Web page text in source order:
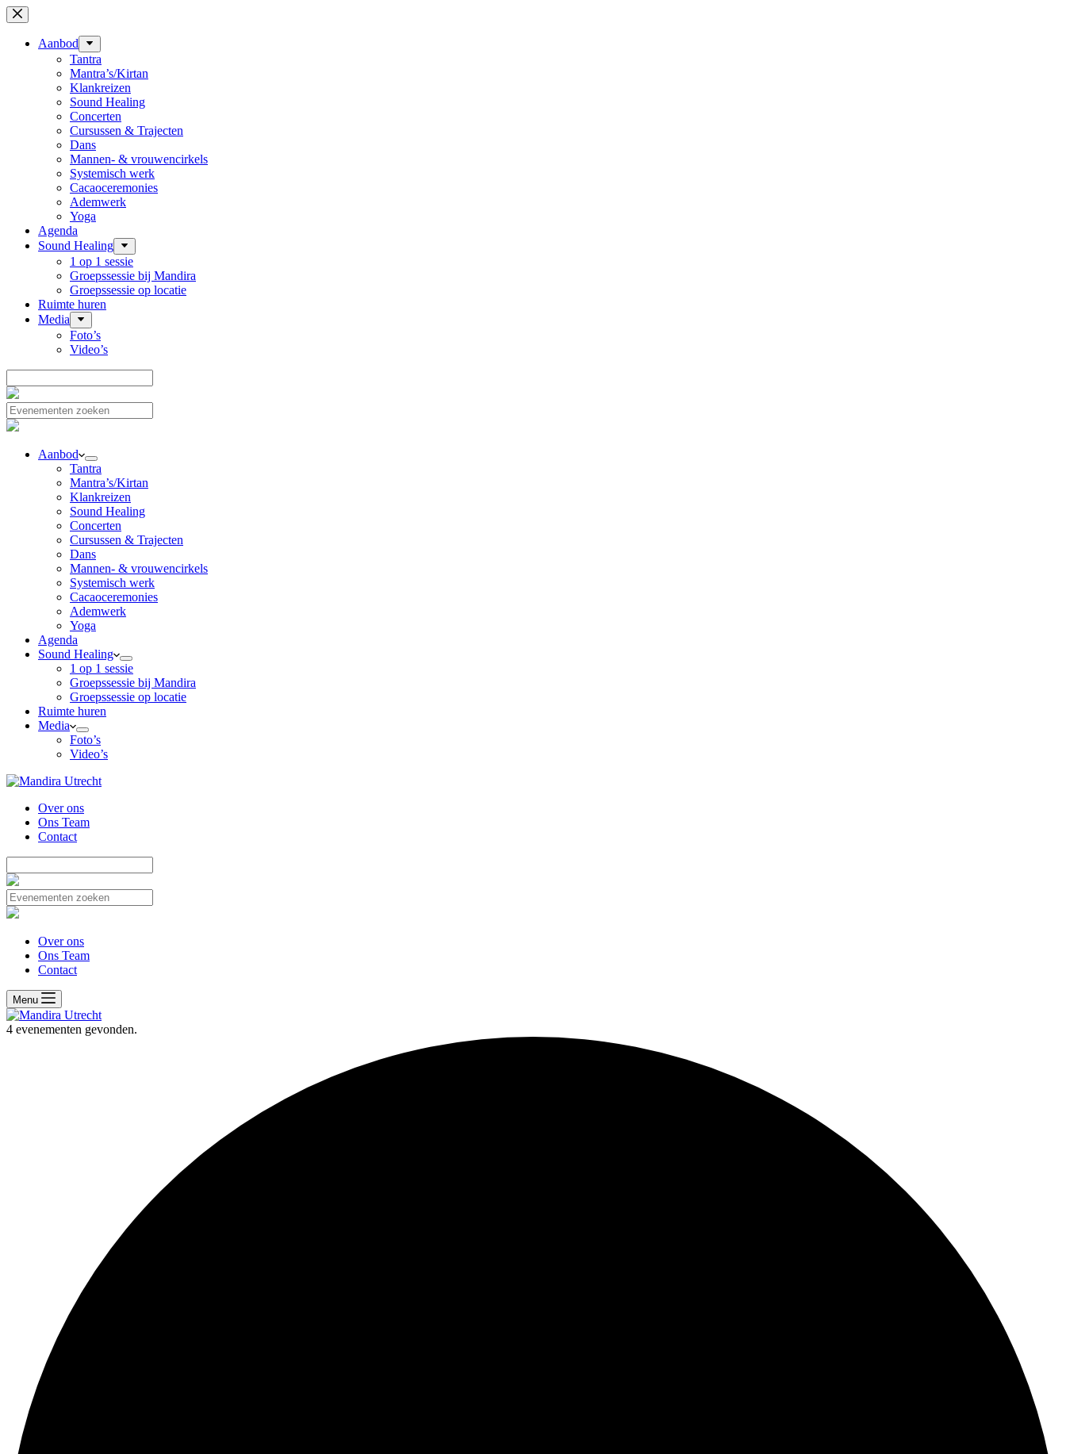
Ga
naar
Aanbod
Tantra
Mantra’s/Kirtan
Klankreizen
Sound Healing
Concerten
Cursussen & Trajecten
Dans
Mannen- & vrouwencirkels
Systemisch werk
Cacaoceremonies
Ademwerk
Yoga
Agenda
Sound Healing
1 op 1 sessie
Groepssessie bij Mandira
Groepssessie op locatie
Ruimte huren
Media
Foto’s
Video’s
Aanbod
Tantra
Mantra’s/Kirtan
Klankreizen
Sound Healing
Concerten
Cursussen & Trajecten
Dans
Mannen- & vrouwencirkels
Systemisch werk
Cacaoceremonies
Ademwerk
Yoga
Agenda
Sound Healing
1 op 1 sessie
Groepssessie bij Mandira
Groepssessie op locatie
Ruimte huren
Media
Foto’s
Video’s
Over ons
Ons Team
Contact
Over ons
Ons Team
Contact
Menu
4 evenementen gevonden.